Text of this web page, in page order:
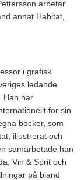
arbetar
annat Habitat,
i grafisk
ledande
Han har
för sin
böcker, som
illustrerat och
samarbetade han
Vin & Sprit och
på bland